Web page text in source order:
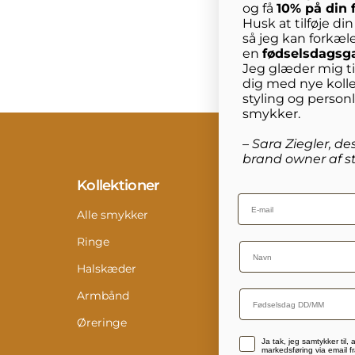
Kollektioner
Alle smykker
Ringe
Halskæder
Armbånd
Øreringe
og få 10% på din
Husk at tilføje
så jeg kan
en
Jeg glæder mig
dig med nye
styling og
smykker.
– Sara Ziegler,
brand owner af
Email
Name
Accepterer persondatapolitik
Ja tak, jeg samtykker til,
markedsføring via email